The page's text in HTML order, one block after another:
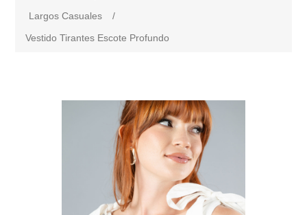
Largos Casuales
/
Vestido Tirantes Escote Profundo